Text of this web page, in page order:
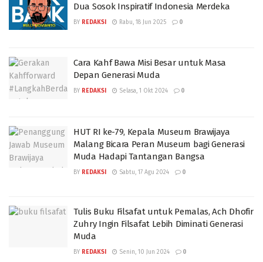
Dua Sosok Inspiratif Indonesia Merdeka
BY REDAKSI Rabu, 18 Jun 2025 0
Cara Kahf Bawa Misi Besar untuk Masa
Depan Generasi Muda
BY REDAKSI Selasa, 1 Okt 2024 0
HUT RI ke-79, Kepala Museum Brawijaya
Malang Bicara Peran Museum bagi Generasi
Muda Hadapi Tantangan Bangsa
BY REDAKSI Sabtu, 17 Agu 2024 0
Tulis Buku Filsafat untuk Pemalas, Ach Dhofir
Zuhry Ingin Filsafat Lebih Diminati Generasi
Muda
BY REDAKSI Senin, 10 Jun 2024 0